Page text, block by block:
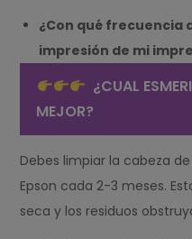
¿Con qué frecuencia
impresión de mi
¿CUAL
MEJOR?
Debes limpiar la cabeza
Epson cada 2-3 meses.
seca y los residuos